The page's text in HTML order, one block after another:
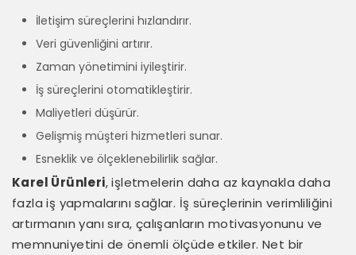
İletişim süreçlerini hızlandırır.
Veri güvenliğini artırır.
Zaman yönetimini iyileştirir.
İş süreçlerini otomatikleştirir.
Maliyetleri düşürür.
Gelişmiş müşteri hizmetleri sunar.
Esneklik ve ölçeklenebilirlik sağlar.
Karel Ürünleri, işletmelerin daha az kaynakla daha
fazla iş yapmalarını sağlar. İş süreçlerinin verimliliğini
artırmanın yanı sıra, çalışanların motivasyonunu ve
memnuniyetini de önemli ölçüde etkiler. Net bir